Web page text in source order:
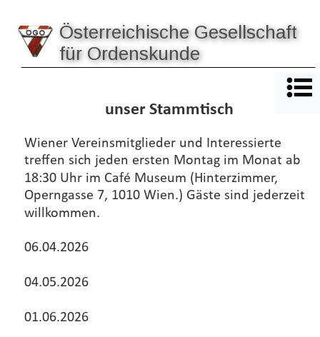
Österreichische Gesellschaft
für Ordenskunde
unser Stammtisch
Wiener Vereinsmitglieder und Interessierte
treffen sich jeden ersten Montag im Monat ab
18:30 Uhr im Café Museum (Hinterzimmer,
Operngasse 7, 1010 Wien.) Gäste sind jederzeit
willkommen.
06.04.2026
04.05.2026
01.06.2026